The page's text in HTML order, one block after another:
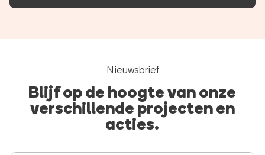
Nieuwsbrief
Blijf op de hoogte van onze
verschillende projecten en
acties.